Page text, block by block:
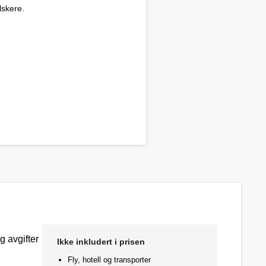
avgifter Ikke inkludert i prisen
Fly, hotell og transporter